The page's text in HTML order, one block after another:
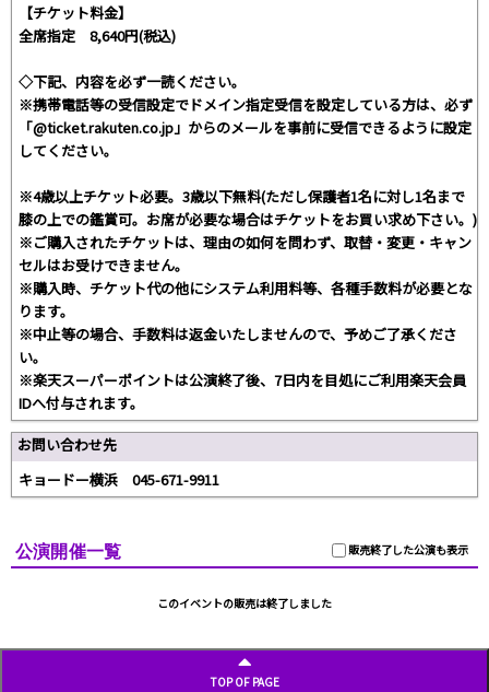
【チケット料金】
全席指定 8,640円(税込)
◇下記、内容を必ず一読ください。
※携帯電話等の受信設定でドメイン指定受信を設定している方は、必ず
「@ticket.rakuten.co.jp」からのメールを事前に受信できるように設定
してください。
※4歳以上チケット必要。3歳以下無料(ただし保護者1名に対し1名まで
膝の上での鑑賞可。お席が必要な場合はチケットをお買い求め下さい。)
※ご購入されたチケットは、理由の如何を問わず、取替・変更・キャン
セルはお受けできません。
※購入時、チケット代の他にシステム利用料等、各種手数料が必要とな
ります。
※中止等の場合、手数料は返金いたしませんので、予めご了承くださ
い。
※楽天スーパーポイントは公演終了後、7日内を目処にご利用楽天会員
IDへ付与されます。
お問い合わせ先
キョードー横浜 045-671-9911
販売終了した公演も表示
公演開催一覧
このイベントの販売は終了しました
TOP OF PAGE